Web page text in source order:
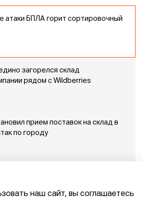
атаки БПЛА горит сортировочный
загорелся склад
рядом с Wildberries
прием поставок на склад в
по городу
наш сайт, вы соглашаетесь